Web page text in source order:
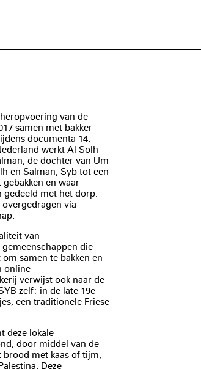
van de
samen met bakker
documenta 14.
werkt Al Solh
de dochter van Um
en Salman, Syb tot een
en waar
met het dorp.
overgedragen via
van
die
samen te bakken en
online
verwijst ook naar de
zelf: in de late 19e
een traditionele Friese
deze lokale
door middel van de
brood met kaas of tijm,
Deze